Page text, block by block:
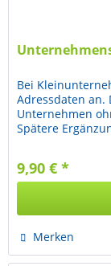
Bei
Adressdaten an.
Unternehmen
Spätere
9,90 € *
Merken